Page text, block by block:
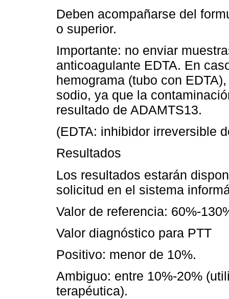
Deben acompañarse del
o superior.
Importante: no enviar
anticoagulante EDTA. En
hemograma (tubo con
sodio, ya que la
resultado de ADAMTS13.
(EDTA: inhibidor irreversible
Resultados
Los resultados estarán
solicitud en el sistema
Valor de referencia: 60%-
Valor diagnóstico para PTT
Positivo: menor de 10%.
Ambiguo: entre 10%-20%
terapéutica).